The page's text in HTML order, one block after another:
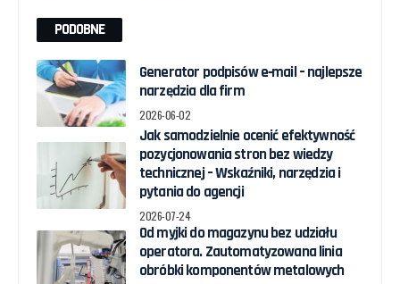
PODOBNE
Generator podpisów e‑mail – najlepsze
narzędzia dla firm
2026-06-02
Jak samodzielnie ocenić efektywność
pozycjonowania stron bez wiedzy
technicznej – Wskaźniki, narzędzia i
pytania do agencji
2026-07-24
Od myjki do magazynu bez udziału
operatora. Zautomatyzowana linia
obróbki komponentów metalowych